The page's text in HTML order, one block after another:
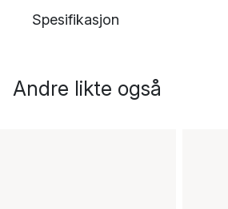
Spesifikasjon
Andre likte også